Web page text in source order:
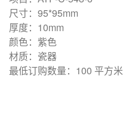
尺寸：95*95mm
厚度：10mm
颜色：紫色
材质：瓷器
最低订购数量：100 平方米